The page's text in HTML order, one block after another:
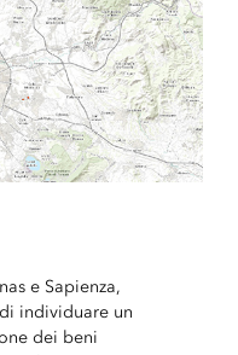
e Sapienza,
individuare un
dei beni